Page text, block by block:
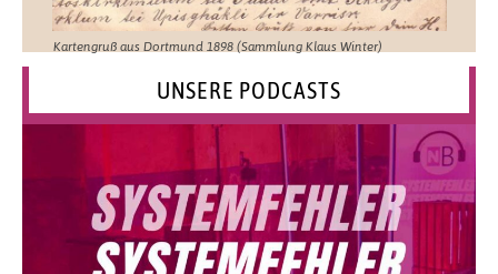
Kartengruß aus Dortmund 1898 (Sammlung Klaus Winter)
UNSERE PODCASTS